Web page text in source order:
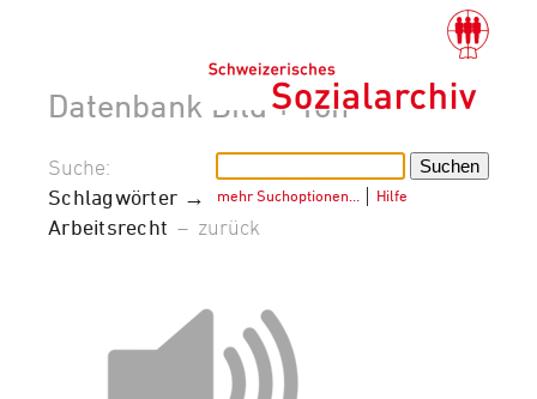
Datenbank Bild + Ton
mehr Suchoptionen… Hilfe
Suche:
Schlagwörter →
Arbeitsrecht – zurück